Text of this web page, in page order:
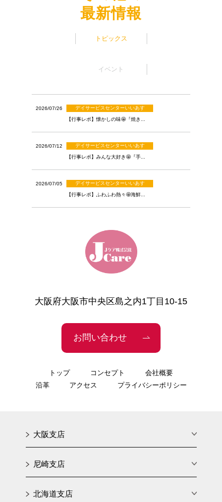
最新情報
トピックス
2026/07/26 デイサービスセンターいいあす
【行事レポ】懐かしの味🤩『焼き...
2026/07/12 デイサービスセンターいいあす
【行事レポ】みんな大好き🤩『手...
2026/07/05 デイサービスセンターいいあす
【行事レポ】ふわふわ熱々🤩海鮮...
イベント
大阪府大阪市中央区島之内1丁目10-15
お問い合わせ
トップ コンセプト
会社概要
沿革
アクセス プライバシーポリシー
大阪支店
尼崎支店
北海道支店